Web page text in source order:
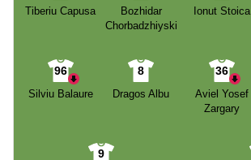
Tiberiu Capusa
Bozhidar
Chorbadzhiyski
Ionut Stoica
96
Silviu Balaure
8
Dragos Albu
36
Aviel Yosef
Zargary
9